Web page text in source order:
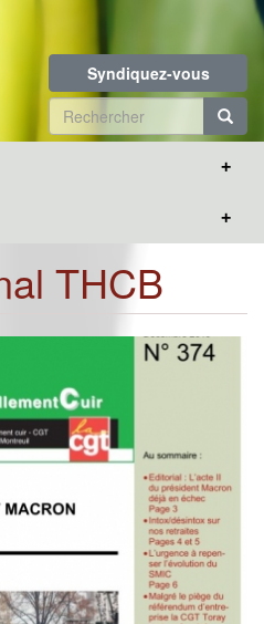
Syndiquez-vous
Formulaire
de
THCB